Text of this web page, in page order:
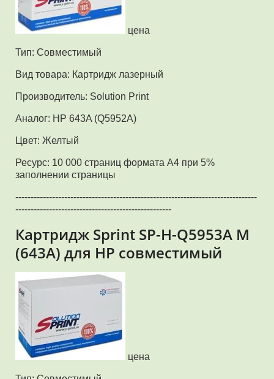
цена
Тип: Совместимый
Вид товара: Картридж лазерный
Производитель: Solution Print
Аналог: HP 643A (Q5952A)
Цвет: Желтый
Ресурс: 10 000 страниц формата А4 при 5%
заполнении страницы
-------------------------------------------------------------------------------
---------------------------------------------------
Картридж Sprint SP-H-Q5953A M
(643A) для HP совместимый
цена